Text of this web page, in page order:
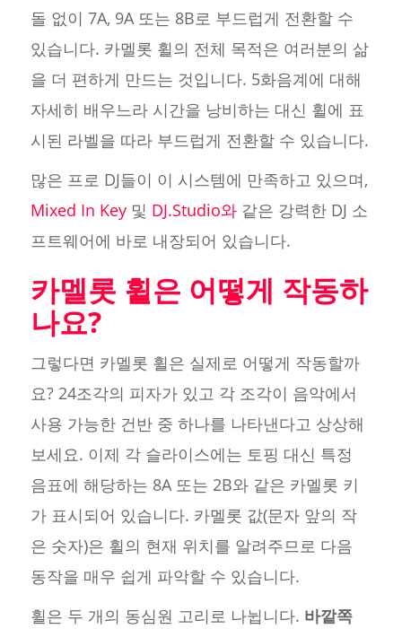
돌 없이 7A, 9A 또는 8B로 부드럽게 전환할 수
있습니다. 카멜롯 휠의 전체 목적은 여러분의 삶
을 더 편하게 만드는 것입니다. 5화음계에 대해
자세히 배우느라 시간을 낭비하는 대신 휠에 표
시된 라벨을 따라 부드럽게 전환할 수 있습니다.
많은 프로 DJ들이 이 시스템에 만족하고 있으며,
Mixed In Key및 DJ.Studio와같은 강력한 DJ 소
프트웨어에 바로 내장되어 있습니다.
카멜롯 휠은 어떻게 작동하
나요?
그렇다면 카멜롯 휠은 실제로 어떻게 작동할까
요? 24조각의 피자가 있고 각 조각이 음악에서
사용 가능한 건반 중 하나를 나타낸다고 상상해
보세요. 이제 각 슬라이스에는 토핑 대신 특정
음표에 해당하는 8A 또는 2B와 같은 카멜롯 키
가 표시되어 있습니다. 카멜롯 값(문자 앞의 작
은 숫자)은 휠의 현재 위치를 알려주므로 다음
동작을 매우 쉽게 파악할 수 있습니다.
휠은 두 개의 동심원 고리로 나뉩니다. 바깥쪽